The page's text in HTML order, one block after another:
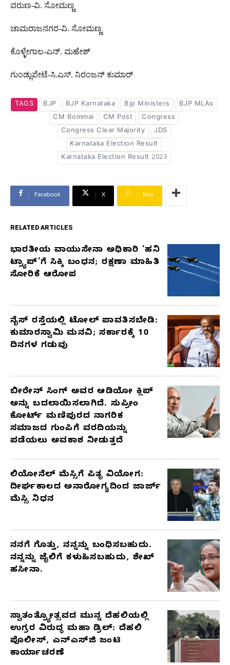
ವರುಣ-ವಿ.‌‌ ಸೋಮಣ್ಣ
ಚಾಮರಾಜನಗರ-ವಿ. ಸೋಮಣ್ಣ
ಕೊಳ್ಳೇಗಾಲ-ಎನ್. ಮಹೇಶ್
ಗುಂಡ್ಲುಪೇಟೆ-ಸಿ.ಎಸ್. ನಿರಂಜನ್ ಕುಮಾರ್
TAGS BJP BJP Karnataka Bjp Ministers
BJP MLAs
CM Bommai
CM Post
Congress
Congress Clear Majority
JDS
Karnataka Election Result
Karnataka Election Result 2023
Facebook X Koo
RELATED ARTICLES
RELATED
ARTICLES
ಭಾರತೀಯ ವಾಯುಸೇನಾ ಅಧಿಕಾರಿ ‘ಹನಿ
ಟ್ರ್ಯಾಪ್’ಗೆ ಸಿಕ್ಕಿ ಬಂಧನ; ರಕ್ಷಣಾ ಮಾಹಿತಿ
ಸೋರಿಕೆ ಆರೋಪ
ನೈಸ್ ರಸ್ತೆಯಲ್ಲಿ ಟೋಲ್ ಪಾವತಿಸಬೇಡಿ:
ಕುಮಾರಸ್ವಾಮಿ ಮನವಿ; ಸರ್ಕಾರಕ್ಕೆ 10
ದಿನಗಳ ಗಡುವು
ಬೀರೇನ್ ಸಿಂಗ್ ಅವರ ಆಡಿಯೋ ಕ್ಲಿಪ್
ಅನ್ನು ಬದಲಾಯಿಸಲಾಗಿದೆ. ಸುಪ್ರೀಂ
ಕೋರ್ಟ್ ಮಣಿಪುರದ ನಾಗರಿಕ
ಸಮಾಜದ ಗುಂಪಿಗೆ ವರದಿಯನ್ನು
ಪಡೆಯಲು ಅವಕಾಶ ನೀಡುತ್ತದೆ
ಲಿಯೋನೆಲ್ ಮೆಸ್ಸಿಗೆ ಪಿತೃ ವಿಯೋಗ:
ದೀರ್ಘಕಾಲದ ಅನಾರೋಗ್ಯದಿಂದ ಜಾರ್ಜ್
ಮೆಸ್ಸಿ ನಿಧನ
ನನಗೆ ಗೊತ್ತು, ನನ್ನನ್ನು ಬಂಧಿಸಬಹುದು.
ನನ್ನನ್ನು ಜೈಲಿಗೆ ಕಳುಹಿಸಬಹುದು, ಶೇಖ್
ಹಸೀನಾ.
ಸ್ವಾತಂತ್ರ್ಯೋತ್ಸವದ ಮುನ್ನ ದೆಹಲಿಯಲ್ಲಿ
ಉಗ್ರರ ವಿರುದ್ಧ ಮಹಾ ಡ್ರಿಲ್: ದೆಹಲಿ
ಪೊಲೀಸ್, ಎನ್‌ಎಸ್‌ಜಿ ಜಂಟಿ
ಕಾರ್ಯಾಚರಣೆ